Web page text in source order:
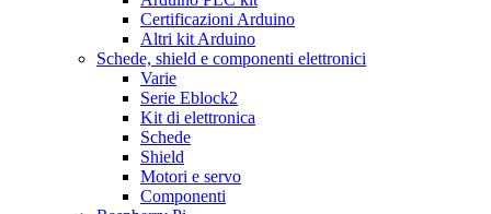
Certificazioni Arduino
Altri kit Arduino
Schede, shield e componenti elettronici
Varie
Serie Eblock2
Kit di elettronica
Schede
Shield
Motori e servo
Componenti